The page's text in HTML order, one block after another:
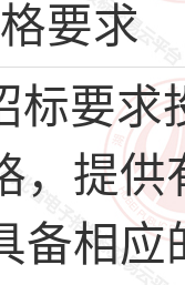
要求
标要
，提
备相